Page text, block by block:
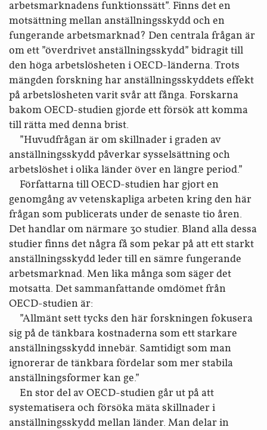
arbets­marknadens funktionssätt”. Finns det en
motsättning mellan anställnings­skydd och en
fungerande arbets­marknad? Den centrala frågan är
om ett ”överdrivet anställnings­skydd” bidragit till
den höga arbetslös­heten i OECD-länderna. Trots
mängden forskning har anställnings­skyddets effekt
på arbets­lösheten varit svår att fånga. Forskarna
bakom OECD-studien gjorde ett försök att komma
till rätta med denna brist.
”Huvudfrågan är om skillnader i graden av
anställnings­skydd påverkar syssel­sättning och
arbetslöshet i olika länder över en längre period.”
Författarna till OECD-studien har gjort en
genomgång av vetenskapliga arbeten kring den här
frågan som publicerats under de senaste tio åren.
Det handlar om närmare 30 studier. Bland alla dessa
studier finns det några få som pekar på att ett starkt
anställnings­skydd leder till en sämre fungerande
arbets­marknad. Men lika många som säger det
motsatta. Det samman­fattande omdömet från
OECD-studien är:
”Allmänt sett tycks den här forskningen fokusera
sig på de tänkbara kostnaderna som ett starkare
anställnings­skydd innebär. Samtidigt som man
ignorerar de tänkbara fördelar som mer stabila
anställnings­former kan ge.”
En stor del av OECD-studien går ut på att
systematisera och försöka mäta skillnader i
anställnings­skydd mellan länder. Man delar in